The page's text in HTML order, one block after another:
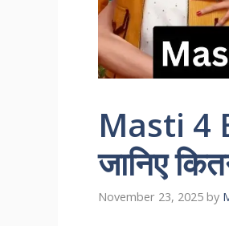
Masti 4
जानिए
November 23, 2025 by